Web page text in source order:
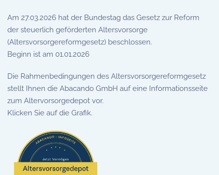
Am 27.03.2026 hat der Bundestag das Gesetz zur Reform
der steuerlich geförderten Altersvorsorge
(Altersvorsorgereformgesetz) beschlossen.
Beginn ist am 01.01.2026
Die Rahmenbedingungen des Altersvorsorgereformgesetz
stellt Ihnen die Abacando GmbH auf eine Informationsseite
zum Altervorsorgedepot vor.
Klicken Sie auf die Grafik.